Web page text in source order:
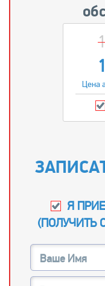
Цена
Я
(ПОЛУЧИТЬ